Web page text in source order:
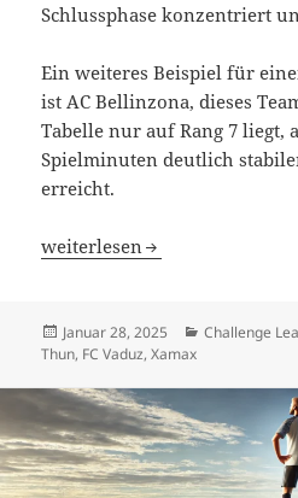
Schlussphase konzentriert
Ein weiteres Beispiel für
ist AC Bellinzona, dieses
Tabelle nur auf Rang 7 liegt,
Spielminuten deutlich
erreicht.
FC Vaduz und Etoile
weiterlesen
Veröffentlicht
am
Januar 28, 2025 Kategorien
Challenge
Thun, FC Vaduz,Xamax